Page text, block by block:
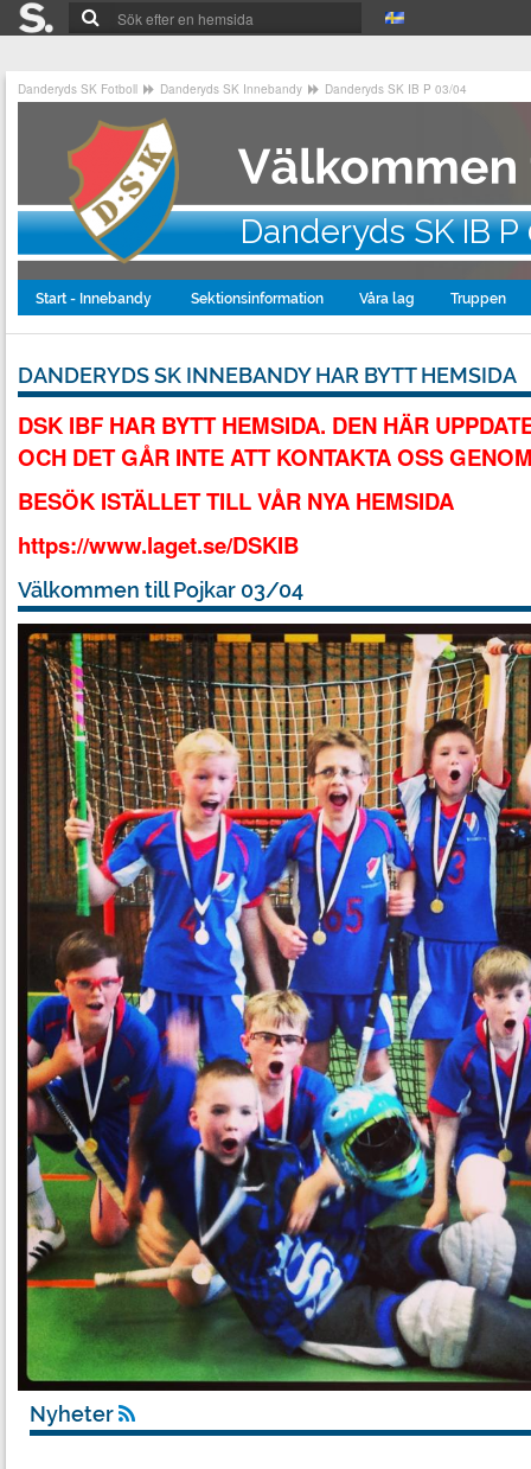
Danderyds SK Fotboll Danderyds SK Innebandy Danderyds SK IB P 03/04
Danderyds SK IB
Start - Innebandy Sektionsinformation Våra lag Truppen
DANDERYDS SK INNEBANDY HAR BYTT HEMSIDA
DSK IBF HAR BYTT HEMSIDA. DEN HÄR
OCH DET GÅR INTE ATT KONTAKTA OSS
BESÖK ISTÄLLET TILL VÅR NYA HEMSIDA
https://www.laget.se/DSKIB
Välkommen till Pojkar 03/04
Nyheter